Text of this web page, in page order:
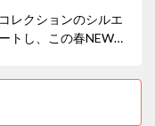
レクションのシルエ
トし、この春NEW
！